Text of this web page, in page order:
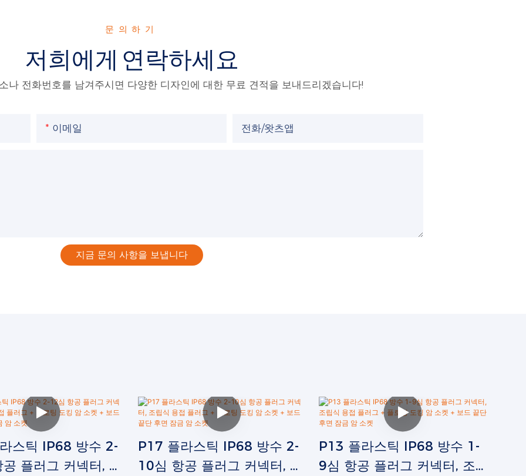
문의하기
저희에게 연락하세요
나 전화번호를 남겨주시면 다양한 디자인에 대한 무료 견적을 보내드리겠습니다!
이메일 전화/왓츠앱
지금 문의 사항을 보냅니다
스틱 IP68 방수 2-
플러그 커넥터, 조
P17 플라스틱 IP68 방수 2-
10심 항공 플러그 커넥터, 조
P13 플라스틱 IP68 방수 1-
9심 항공 플러그 커넥터, 조